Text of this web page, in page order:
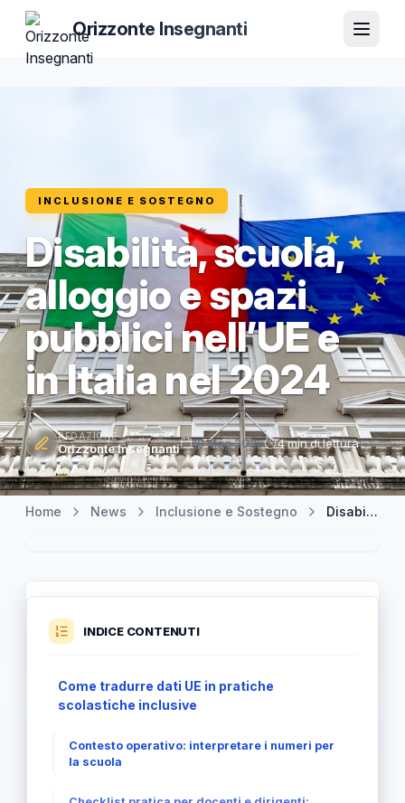
Orizzonte Insegnanti
INCLUSIONE E SOSTEGNO
Disabilità, scuola,
alloggio e spazi
pubblici nell’UE e
in Italia nel 2024
REDAZIONE
Orizzonte Insegnanti 18 Mag 2026 4 min di lettura
Home News Inclusione e Sostegno Disabilità, scuola, alloggio e spazi pubblici nell’UE e in Italia nel 2024
INDICE CONTENUTI
Come tradurre dati UE in pratiche
scolastiche inclusive
Contesto operativo: interpretare i numeri per
la scuola